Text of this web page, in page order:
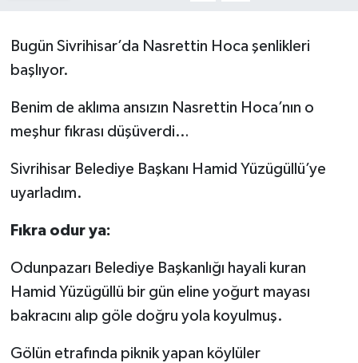
Bugün Sivrihisar’da Nasrettin Hoca şenlikleri
başlıyor.
Benim de aklıma ansızın Nasrettin Hoca’nın o
meşhur fıkrası düşüverdi…
Sivrihisar Belediye Başkanı Hamid Yüzügüllü’ye
uyarladım.
Fıkra odur ya:
Odunpazarı Belediye Başkanlığı hayali kuran
Hamid Yüzügüllü bir gün eline yoğurt mayası
bakracını alıp göle doğru yola koyulmuş.
Gölün etrafında piknik yapan köylüler
Sağlık
Resmi ilanlar
Haber Arşivi